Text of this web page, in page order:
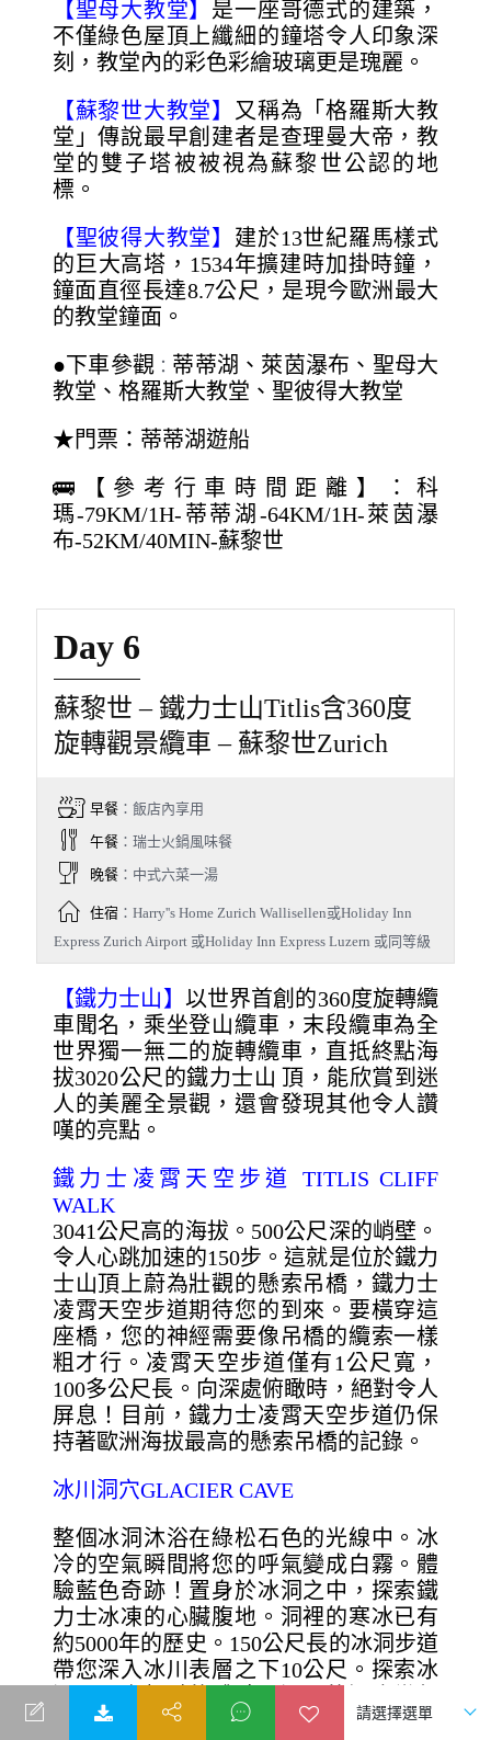
【聖母大教堂】 是一座哥德式的建築，
不僅綠色屋頂上纖細的鐘塔令人印象深
刻，教堂內的彩色彩繪玻璃更是瑰麗。
【蘇黎世大教堂】 又稱為「格羅斯大教
堂」傳說最早創建者是查理曼大帝，教
堂的雙子塔被被視為蘇黎世公認的地
標。
【聖彼得大教堂】 建於13世紀羅馬樣式
的巨大高塔，1534年擴建時加掛時鐘，
鐘面直徑長達8.7公尺，是現今歐洲最大
的教堂鐘面。
●下車參觀 ： 蒂蒂湖、萊茵瀑布、聖母大
教堂、格羅斯大教堂、聖彼得大教堂
★門票：蒂蒂湖遊船
🚌【參考行車時間距離】：科
瑪-79KM/1H-蒂蒂湖-64KM/1H-萊茵瀑
布-52KM/40MIN-蘇黎世
Day 6
蘇黎世 – 鐵力士山Titlis含360度
旋轉觀景纜車 – 蘇黎世Zurich
早餐：飯店內享用
午餐：瑞士火鍋風味餐
晚餐：中式六菜一湯
住宿：Harry''s Home Zurich Wallisellen或Holiday Inn
Express Zurich Airport 或Holiday Inn Express Luzern 或同等級
【鐵力士山】 以世界首創的360度旋轉纜
車聞名，乘坐登山纜車，末段纜車為全
世界獨一無二的旋轉纜車，直抵終點海
拔3020公尺的鐵力士山 頂，能欣賞到迷
人的美麗全景觀，還會發現其他令人讚
嘆的亮點。
鐵力士凌霄天空步道 TITLIS CLIFF
WALK
3041公尺高的海拔。500公尺深的峭壁。
令人心跳加速的150步。這就是位於鐵力
士山頂上蔚為壯觀的懸索吊橋，鐵力士
凌霄天空步道期待您的到來。要橫穿這
座橋，您的神經需要像吊橋的纜索一樣
粗才行。凌霄天空步道僅有1公尺寬，
100多公尺長。向深處俯瞰時，絕對令人
屏息！目前，鐵力士凌霄天空步道仍保
持著歐洲海拔最高的懸索吊橋的記錄。
冰川洞穴GLACIER CAVE
整個冰洞沐浴在綠松石色的光線中。冰
冷的空氣瞬間將您的呼氣變成白霧。體
驗藍色奇跡！置身於冰洞之中，探索鐵
力士冰凍的心臟腹地。洞裡的寒冰已有
約5000年的歷史。150公尺長的冰洞步道
帶您深入冰川表層之下10公尺。探索冰
洞是一次超酷的體驗。洞內的溫度常年
保持在零下1.5℃。